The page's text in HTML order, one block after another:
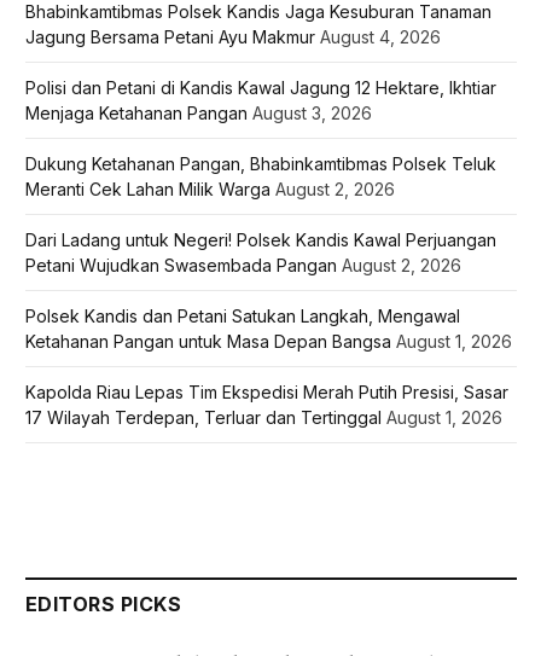
Bhabinkamtibmas Polsek Kandis Jaga Kesuburan Tanaman
Jagung Bersama Petani Ayu Makmur August 4, 2026
Polisi dan Petani di Kandis Kawal Jagung 12 Hektare, Ikhtiar
Menjaga Ketahanan Pangan August 3, 2026
Dukung Ketahanan Pangan, Bhabinkamtibmas Polsek Teluk
Meranti Cek Lahan Milik Warga August 2, 2026
Dari Ladang untuk Negeri! Polsek Kandis Kawal Perjuangan
Petani Wujudkan Swasembada Pangan August 2, 2026
Polsek Kandis dan Petani Satukan Langkah, Mengawal
Ketahanan Pangan untuk Masa Depan Bangsa August 1, 2026
Kapolda Riau Lepas Tim Ekspedisi Merah Putih Presisi, Sasar
17 Wilayah Terdepan, Terluar dan Tertinggal August 1, 2026
EDITORS PICKS